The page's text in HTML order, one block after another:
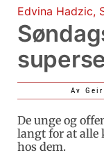
Edvina Hadzic,
Av
De unge og
langt for at alle
hos dem.